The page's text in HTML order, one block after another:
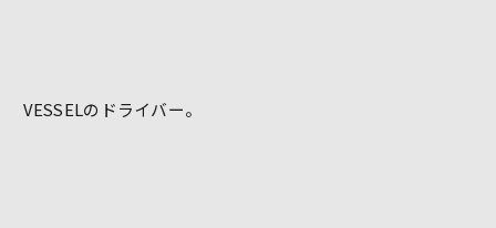
VESSELのドライバー。